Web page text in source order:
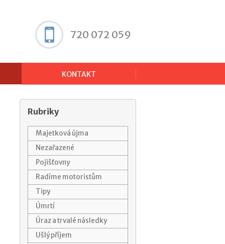
720 072 059
KONTAKT
Rubriky
Majetková újma
Nezařazené
Pojišťovny
Radíme motoristům
Tipy
Úmrtí
Úraz a trvalé následky
Ušlý příjem